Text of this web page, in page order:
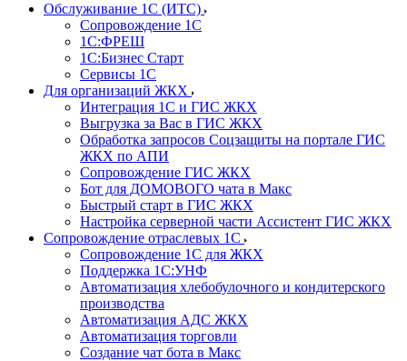
Обслуживание 1С (ИТС)
Сопровождение 1С
1С:ФРЕШ
1С:Бизнес Старт
Сервисы 1С
Для организаций ЖКХ
Интеграция 1С и ГИС ЖКХ
Выгрузка за Вас в ГИС ЖКХ
Обработка запросов Соцзащиты на портале ГИС
ЖКХ по АПИ
Сопровождение ГИС ЖКХ
Бот для ДОМОВОГО чата в Макс
Быстрый старт в ГИС ЖКХ
Настройка серверной части Ассистент ГИС ЖКХ
Сопровождение отраслевых 1С
Сопровождение 1С для ЖКХ
Поддержка 1С:УНФ
Автоматизация хлебобулочного и кондитерского
производства
Автоматизация АДС ЖКХ
Автоматизация торговли
Создание чат бота в Макс